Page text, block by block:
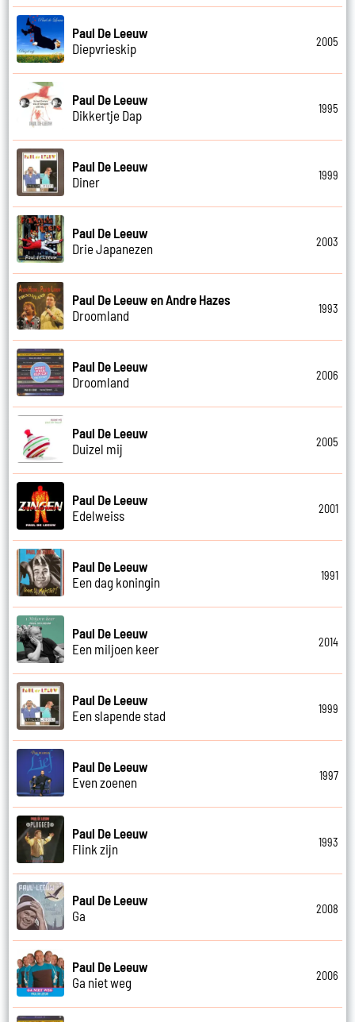
Paul De Leeuw
Diepvrieskip
2005
Paul De Leeuw
Dikkertje Dap
1995
Paul De Leeuw
Diner
1999
Paul De Leeuw
Drie Japanezen
2003
Paul De Leeuw en Andre Hazes
Droomland
1993
Paul De Leeuw
Droomland
2006
Paul De Leeuw
Duizel mij
2005
Paul De Leeuw
Edelweiss
2001
Paul De Leeuw
Een dag koningin
1991
Paul De Leeuw
Een miljoen keer
2014
Paul De Leeuw
Een slapende stad
1999
Paul De Leeuw
Even zoenen
1997
Paul De Leeuw
Flink zijn
1993
Paul De Leeuw
Ga
2008
Paul De Leeuw
Ga niet weg
2006